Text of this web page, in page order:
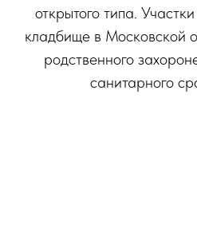
открытого типа.
кладбище в Московской
родственного
санитарного